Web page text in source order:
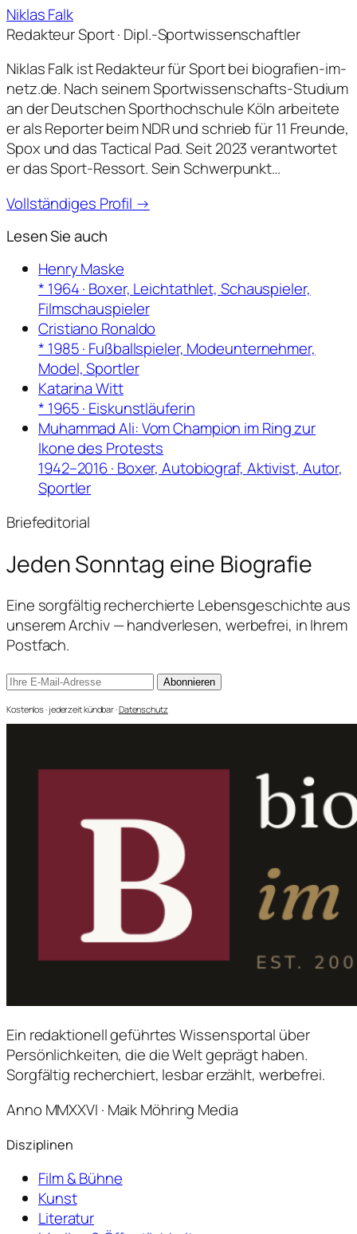
Niklas Falk
Redakteur Sport · Dipl.-Sportwissenschaftler
Niklas Falk ist Redakteur für Sport bei biografien-im-
netz.de. Nach seinem Sportwissenschafts-Studium
an der Deutschen Sporthochschule Köln arbeitete
er als Reporter beim NDR und schrieb für 11 Freunde,
Spox und das Tactical Pad. Seit 2023 verantwortet
er das Sport-Ressort. Sein Schwerpunkt…
Vollständiges Profil →
Lesen Sie auch
Henry Maske
* 1964 · Boxer, Leichtathlet, Schauspieler,
Filmschauspieler
Cristiano Ronaldo
* 1985 · Fußballspieler, Modeunternehmer,
Model, Sportler
Katarina Witt
* 1965 · Eiskunstläuferin
Muhammad Ali: Vom Champion im Ring zur
Ikone des Protests
1942–2016 · Boxer, Autobiograf, Aktivist, Autor,
Sportler
Briefeditorial
Jeden Sonntag eine Biografie
Eine sorgfältig recherchierte Lebensgeschichte aus
unserem Archiv — handverlesen, werbefrei, in Ihrem
Postfach.
Abonnieren
Kostenlos · jederzeit kündbar ·Datenschutz
Ein redaktionell geführtes Wissensportal über
Persönlichkeiten, die die Welt geprägt haben.
Sorgfältig recherchiert, lesbar erzählt, werbefrei.
Anno MMXXVI · Maik Möhring Media
Disziplinen
Film & Bühne
Kunst
Literatur